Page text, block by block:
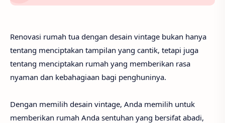
Renovasi rumah tua dengan desain vintage bukan hanya
tentang menciptakan tampilan yang cantik, tetapi juga
tentang menciptakan rumah yang memberikan rasa
nyaman dan kebahagiaan bagi penghuninya.
Dengan memilih desain vintage, Anda memilih untuk
memberikan rumah Anda sentuhan yang bersifat abadi,